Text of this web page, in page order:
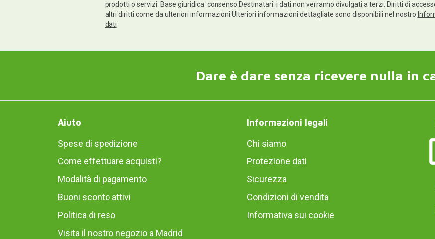
prodotti o servizi. Base giuridica: consenso.Destinatari: i dati non verranno divulgati a terzi. Diritti di
altri diritti come da ulteriori informazioni.Ulteriori informazioni dettagliate sono disponibili nel nostro
dati
Dare è dare senza ricevere nulla in
Aiuto
Spese di spedizione
Come effettuare acquisti?
Modalità di pagamento
Buoni sconto attivi
Politica di reso
Visita il nostro negozio a Madrid
Informazioni legali
Chi siamo
Protezione dati
Sicurezza
Condizioni di vendita
Informativa sui cookie